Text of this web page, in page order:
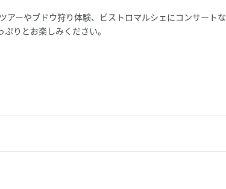
ーやブドウ狩り体験、ビストロマルシェにコンサートな
りとお楽しみください。